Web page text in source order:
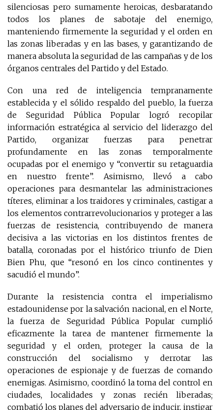
silenciosas pero sumamente heroicas, desbaratando
todos los planes de sabotaje del enemigo,
manteniendo firmemente la seguridad y el orden en
las zonas liberadas y en las bases, y garantizando de
manera absoluta la seguridad de las campañas y de los
órganos centrales del Partido y del Estado.
Con una red de inteligencia tempranamente
establecida y el sólido respaldo del pueblo, la fuerza
de Seguridad Pública Popular logró recopilar
información estratégica al servicio del liderazgo del
Partido, organizar fuerzas para penetrar
profundamente en las zonas temporalmente
ocupadas por el enemigo y “convertir su retaguardia
en nuestro frente”. Asimismo, llevó a cabo
operaciones para desmantelar las administraciones
títeres, eliminar a los traidores y criminales, castigar a
los elementos contrarrevolucionarios y proteger a las
fuerzas de resistencia, contribuyendo de manera
decisiva a las victorias en los distintos frentes de
batalla, coronadas por el histórico triunfo de Dien
Bien Phu, que “resonó en los cinco continentes y
sacudió el mundo”.
Durante la resistencia contra el imperialismo
estadounidense por la salvación nacional, en el Norte,
la fuerza de Seguridad Pública Popular cumplió
eficazmente la tarea de mantener firmemente la
seguridad y el orden, proteger la causa de la
construcción del socialismo y derrotar las
operaciones de espionaje y de fuerzas de comando
enemigas. Asimismo, coordinó la toma del control en
ciudades, localidades y zonas recién liberadas;
combatió los planes del adversario de inducir, instigar